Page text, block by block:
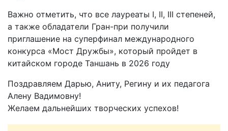
Важно отметить, что все лауреаты I, II, III степеней,
а также обладатели Гран-при получили
приглашение на суперфинал международного
конкурса «Мост Дружбы», который пройдет в
китайском городе Таншань в 2026 году
Поздравляем Дарью, Аниту, Регину и их педагога
Алену Вадимовну!
Желаем дальнейших творческих успехов!